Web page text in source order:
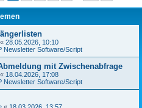
« 28.05.2026, 10:10
Newsletter Software/Script
mit Zwischenabfrage
« 18.04.2026, 17:08
Newsletter Software/Script
« 18.03.2026, 13:57